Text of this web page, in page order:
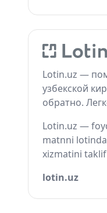
Lotin.uz —
узбекской
обратно.
Lotin.uz —
matnni
xizmatini
lotin.uz